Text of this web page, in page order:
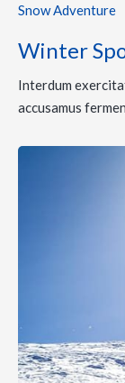
Snow Adventure
Winter
Interdum
accusamus